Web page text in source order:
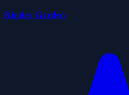
Kinder Garden